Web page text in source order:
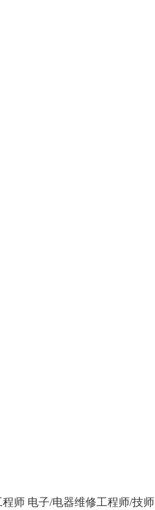
程师 电子/电器维修工程师/技师